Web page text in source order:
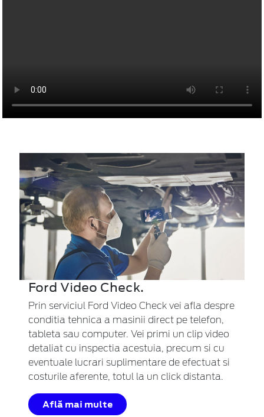
Ford Video Check.
Prin serviciul Ford Video Check vei afla despre
conditia tehnica a masinii direct pe telefon,
tableta sau computer. Vei primi un clip video
detaliat cu inspectia acestuia, precum si cu
eventuale lucrari suplimentare de efectuat si
costurile aferente, totul la un click distanta.
Află mai multe